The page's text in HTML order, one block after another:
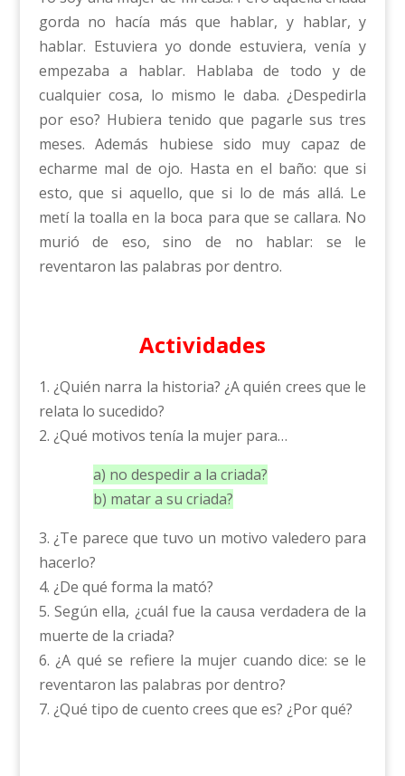
gorda no hacía más que hablar, y hablar, y
hablar. Estuviera yo donde estuviera, venía y
empezaba a hablar. Hablaba de todo y de
cualquier cosa, lo mismo le daba. ¿Despedirla
por eso? Hubiera tenido que pagarle sus tres
meses. Además hubiese sido muy capaz de
echarme mal de ojo. Hasta en el baño: que si
esto, que si aquello, que si lo de más allá. Le
metí la toalla en la boca para que se callara. No
murió de eso, sino de no hablar: se le
reventaron las palabras por dentro.
Actividades
1. ¿Quién narra la historia? ¿A quién crees que le
relata lo sucedido?
2. ¿Qué motivos tenía la mujer para…
a) no despedir a la criada?
b) matar a su criada?
3. ¿Te parece que tuvo un motivo valedero para
hacerlo?
4. ¿De qué forma la mató?
5. Según ella, ¿cuál fue la causa verdadera de la
muerte de la criada?
6. ¿A qué se refiere la mujer cuando dice: se le
reventaron las palabras por dentro?
7. ¿Qué tipo de cuento crees que es? ¿Por qué?